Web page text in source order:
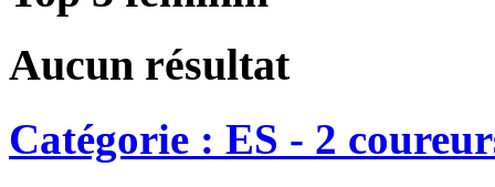
Aucun résultat
Catégorie : ES - 2